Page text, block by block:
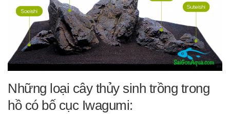
Những loại cây thủy sinh trồng trong
hồ có bố cục Iwagumi: